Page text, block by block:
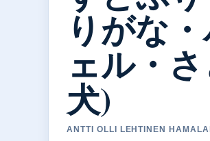
りがな
ェル・
犬)
ANTTI OLLI LEHTINEN